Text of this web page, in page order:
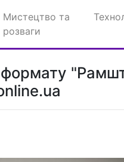
Мистецтво та
розваги
формату